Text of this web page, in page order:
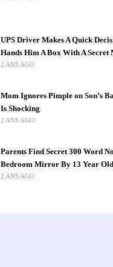
UPS Driver Makes A Quick
Hands Him A Box With A Secret
2 ANS AGO
Mom Ignores Pimple on Son’s
Is Shocking
2 ANS AGO
Parents Find Secret 300 Word
Bedroom Mirror By 13 Year
2 ANS AGO